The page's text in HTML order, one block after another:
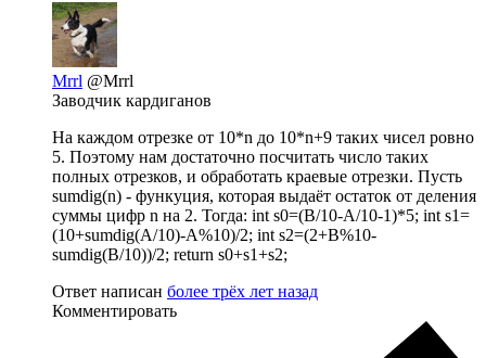
Mrrl @Mrrl
Заводчик кардиганов
На каждом отрезке от 10*n до 10*n+9 таких чисел ровно
5. Поэтому нам достаточно посчитать число таких
полных отрезков, и обработать краевые отрезки. Пусть
sumdig(n) - функуция, которая выдаёт остаток от деления
суммы цифр n на 2. Тогда: int s0=(B/10-A/10-1)*5; int s1=
(10+sumdig(A/10)-A%10)/2; int s2=(2+B%10-
sumdig(B/10))/2; return s0+s1+s2;
Ответ написан более трёх лет назад
Комментировать